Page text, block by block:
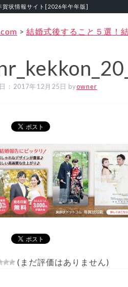
状情報サイト[2026年午年版]
> 結婚式後すること５選！
： 2017年12月25日 byowner
(まだ評価はありません)